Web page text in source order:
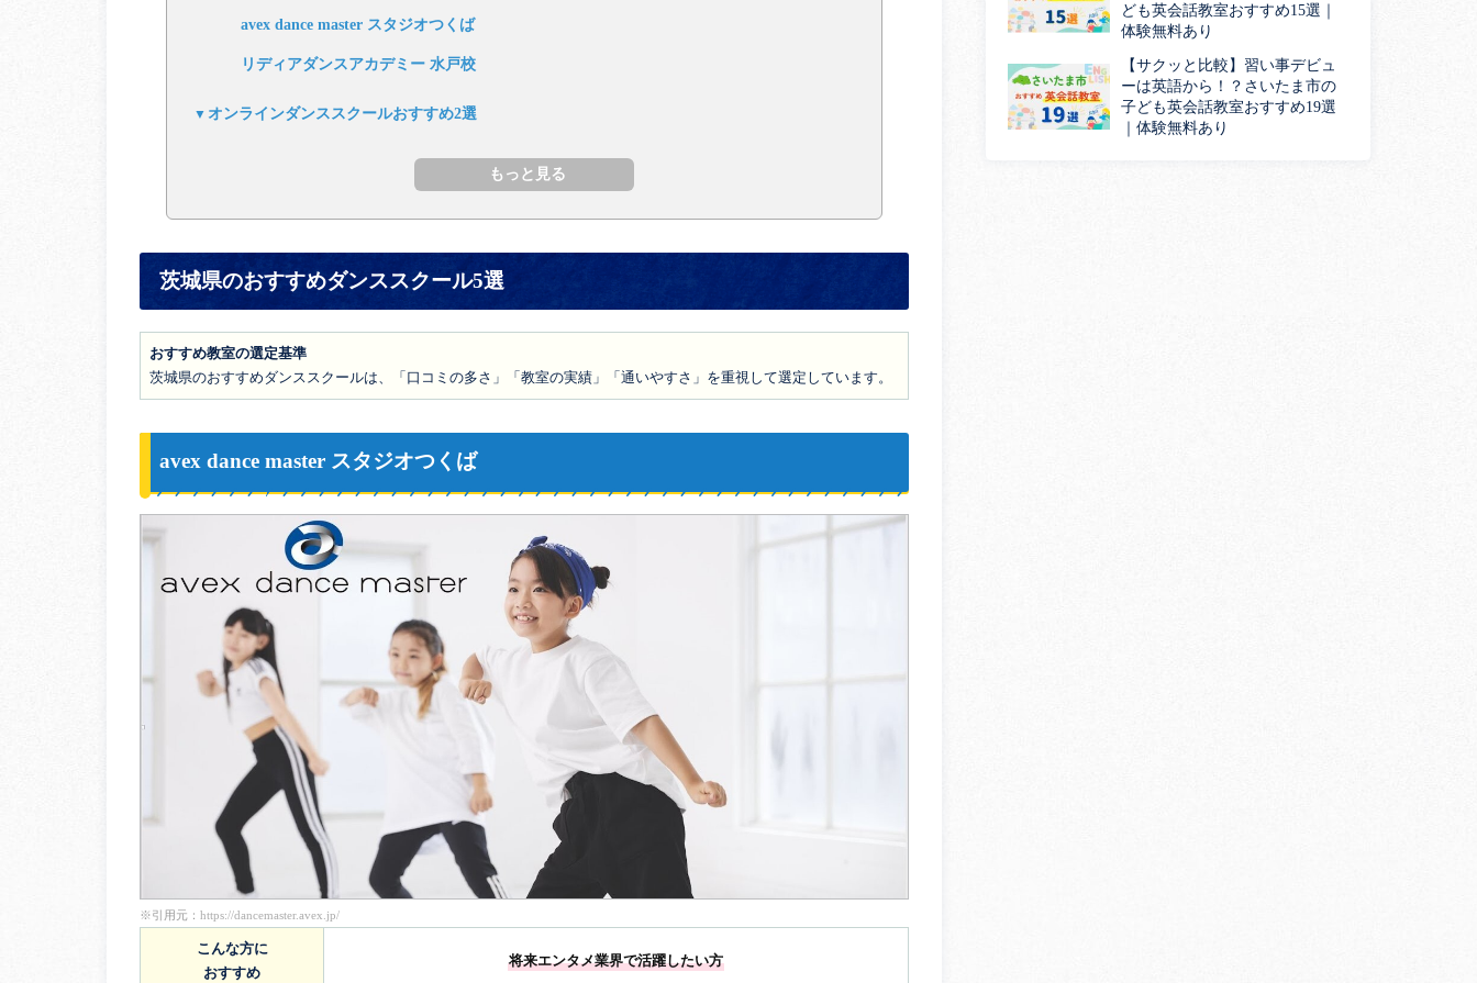
avex dance master スタジオつくば
リディアダンスアカデミー 水戸校
オンラインダンススクールおすすめ2選
茨城県のおすすめダンススクール5選
おすすめ教室の選定基準
茨城県のおすすめダンススクールは、「口コミの多さ」「教室の実績」「通いやすさ」を重視して選定しています。
avex dance master スタジオつくば
※引用元： https://dancemaster.avex.jp/
こんな方に
おすすめ
将来エンタメ業界で活躍したい方
ども英会話教室おすすめ15選｜
体験無料あり
【サクッと比較】習い事デビュ
ーは英語から！？さいたま市の
子ども英会話教室おすすめ19選
｜体験無料あり